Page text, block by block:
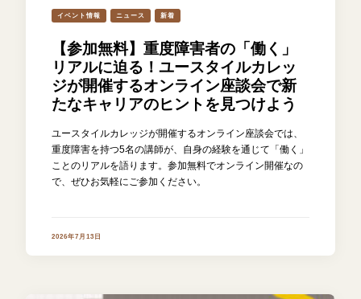
イベント情報 ニュース 新着
【参加無料】重度障害者の「働く」
リアルに迫る！ユースタイルカレッ
ジが開催するオンライン座談会で新
たなキャリアのヒントを見つけよう
ユースタイルカレッジが開催するオンライン座談会では、
重度障害を持つ5名の講師が、自身の経験を通じて「働く」
ことのリアルを語ります。参加無料でオンライン開催なの
で、ぜひお気軽にご参加ください。
2026年7月13日